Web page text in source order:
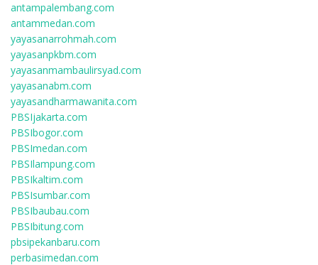
antampalembang.com
antammedan.com
yayasanarrohmah.com
yayasanpkbm.com
yayasanmambaulirsyad.com
yayasanabm.com
yayasandharmawanita.com
PBSIjakarta.com
PBSIbogor.com
PBSImedan.com
PBSIlampung.com
PBSIkaltim.com
PBSIsumbar.com
PBSIbaubau.com
PBSIbitung.com
pbsipekanbaru.com
perbasimedan.com